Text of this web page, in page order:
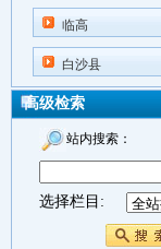
临高
白沙县
高级检索
站内搜索：
选择栏目: